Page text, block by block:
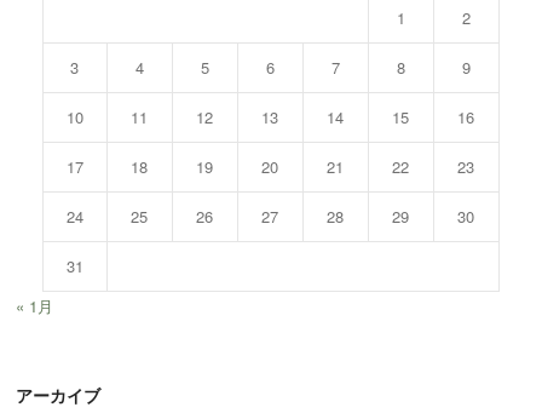
1 2
3 4 5 6 7 8 9
10 11 12 13 14 15 16
17 18 19 20 21 22 23
24 25 26 27 28 29 30
31
« 1月
アーカイブ